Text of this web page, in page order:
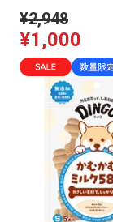
¥2,948
¥1,000